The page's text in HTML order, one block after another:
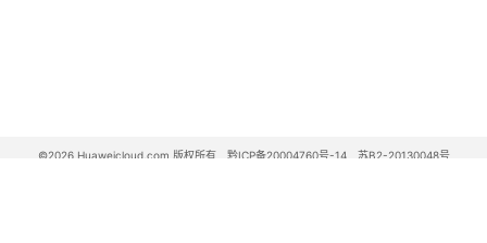
©2026 Huaweicloud.com 版权所有 黔ICP备20004760号-14
苏B2-20130048号